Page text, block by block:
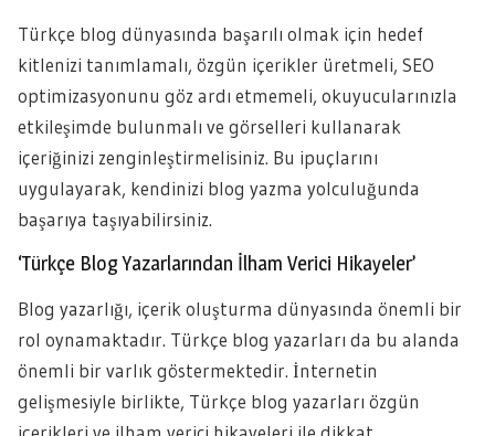
Türkçe blog dünyasında başarılı olmak için hedef
kitlenizi tanımlamalı, özgün içerikler üretmeli, SEO
optimizasyonunu göz ardı etmemeli, okuyucularınızla
etkileşimde bulunmalı ve görselleri kullanarak
içeriğinizi zenginleştirmelisiniz. Bu ipuçlarını
uygulayarak, kendinizi blog yazma yolculuğunda
başarıya taşıyabilirsiniz.
‘Türkçe Blog Yazarlarından İlham Verici Hikayeler’
Blog yazarlığı, içerik oluşturma dünyasında önemli bir
rol oynamaktadır. Türkçe blog yazarları da bu alanda
önemli bir varlık göstermektedir. İnternetin
gelişmesiyle birlikte, Türkçe blog yazarları özgün